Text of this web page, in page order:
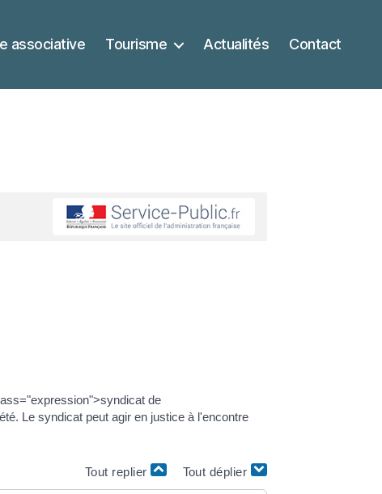
associative Tourisme Actualités Contact
de
Le syndicat peut agir en justice à l'encontre
Tout replier Tout déplier